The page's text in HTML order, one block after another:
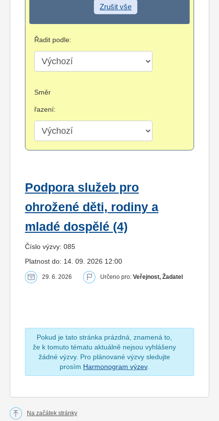
Zrušit vše
Řadit podle:
Směr
řazení:
Podpora služeb pro
ohrožené děti, rodiny a
mladé dospělé (4)
Číslo výzvy: 085
Platnost do: 14. 09. 2026 12:00
29. 6. 2026 Určeno pro: Veřejnost, Žadatel
Pokud je tato stránka prázdná, znamená to,
že k tomuto tématu aktuálně nejsou vyhlášeny
žádné výzvy. Pro plánované výzvy sledujte
prosím Harmonogram výzev.
Na začátek stránky